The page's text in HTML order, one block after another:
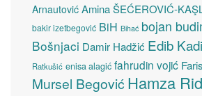
Arnautović Amina ŠEĆEROVIĆ-
bakir izetbegović BiH Bihać bojan
Bošnjaci Damir Hadžić Edib
Ratkušić enisa alagić fahrudin vojić
Mursel Begović Hamza